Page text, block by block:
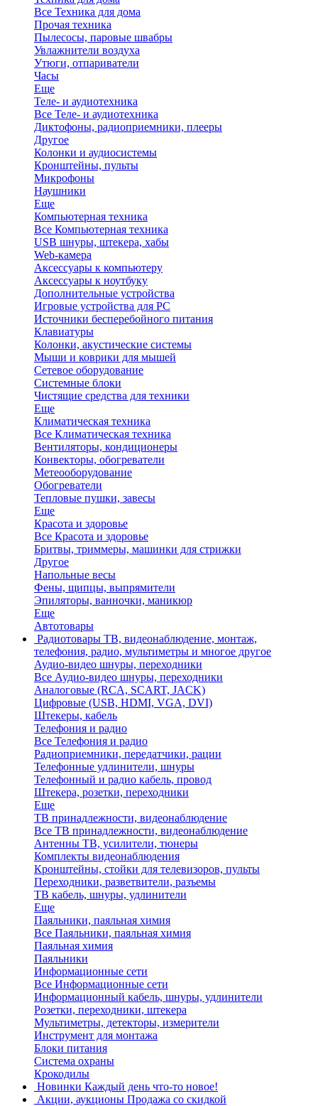
Все Техника для дома
Прочая техника
Пылесосы, паровые швабры
Увлажнители воздуха
Утюги, отпариватели
Часы
Еще
Теле- и аудиотехника
Все Теле- и аудиотехника
Диктофоны, радиоприемники, плееры
Другое
Колонки и аудиосистемы
Кронштейны, пульты
Микрофоны
Наушники
Еще
Компьютерная техника
Все Компьютерная техника
USB шнуры, штекера, хабы
Web-камера
Аксессуары к компьютеру
Аксессуары к ноутбуку
Дополнительные устройства
Игровые устройства для PC
Источники бесперебойного питания
Клавиатуры
Колонки, акустические системы
Мыши и коврики для мышей
Сетевое оборудование
Системные блоки
Чистящие средства для техники
Еще
Климатическая техника
Все Климатическая техника
Вентиляторы, кондиционеры
Конвекторы, обогреватели
Метеооборудование
Обогреватели
Тепловые пушки, завесы
Еще
Красота и здоровье
Все Красота и здоровье
Бритвы, триммеры, машинки для стрижки
Другое
Напольные весы
Фены, щипцы, выпрямители
Эпиляторы, ванночки, маникюр
Еще
Автотовары
Радиотовары ТВ, видеонаблюдение, монтаж,
телефония, радио, мультиметры и многое другое
Аудио-видео шнуры, переходники
Все Аудио-видео шнуры, переходники
Аналоговые (RCA, SCART, JACK)
Цифровые (USB, HDMI, VGA, DVI)
Штекеры, кабель
Телефония и радио
Все Телефония и радио
Радиоприемники, передатчики, рации
Телефонные удлинители, шнуры
Телефонный и радио кабель, провод
Штекера, розетки, переходники
Еще
ТВ принадлежности, видеонаблюдение
Все ТВ принадлежности, видеонаблюдение
Антенны ТВ, усилители, тюнеры
Комплекты видеонаблюдения
Кронштейны, стойки для телевизоров, пульты
Переходники, разветвители, разъемы
ТВ кабель, шнуры, удлинители
Еще
Паяльники, паяльная химия
Все Паяльники, паяльная химия
Паяльная химия
Паяльники
Информационные сети
Все Информационные сети
Информационный кабель, шнуры, удлинители
Розетки, переходники, штекера
Мультиметры, детекторы, измерители
Инструмент для монтажа
Блоки питания
Система охраны
Крокодилы
Новинки Каждый день что-то новое!
Акции, аукционы Продажа со скидкой